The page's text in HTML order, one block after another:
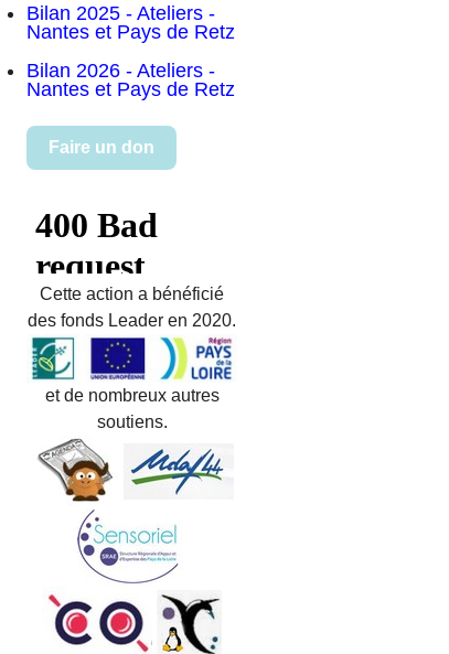
Bilan 2025 - Ateliers -
Nantes et Pays de Retz
Bilan 2026 - Ateliers -
Nantes et Pays de Retz
Faire un don
Cette action a bénéficié
des fonds Leader en 2020.
et de nombreux autres
soutiens.